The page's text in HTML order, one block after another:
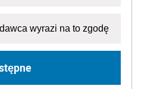
wyrazi na to zgodę